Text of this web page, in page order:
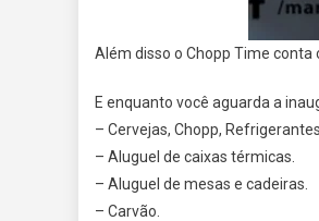
Além disso o Chopp Time conta
E enquanto você aguarda a
– Cervejas, Chopp, Refrigerantes.
– Aluguel de caixas térmicas.
– Aluguel de mesas e cadeiras.
– Carvão.